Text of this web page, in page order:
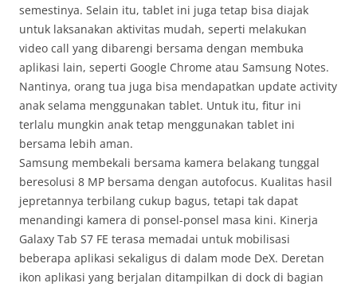
semestinya. Selain itu, tablet ini juga tetap bisa diajak
untuk laksanakan aktivitas mudah, seperti melakukan
video call yang dibarengi bersama dengan membuka
aplikasi lain, seperti Google Chrome atau Samsung Notes.
Nantinya, orang tua juga bisa mendapatkan update activity
anak selama menggunakan tablet. Untuk itu, fitur ini
terlalu mungkin anak tetap menggunakan tablet ini
bersama lebih aman.
Samsung membekali bersama kamera belakang tunggal
beresolusi 8 MP bersama dengan autofocus. Kualitas hasil
jepretannya terbilang cukup bagus, tetapi tak dapat
menandingi kamera di ponsel-ponsel masa kini. Kinerja
Galaxy Tab S7 FE terasa memadai untuk mobilisasi
beberapa aplikasi sekaligus di dalam mode DeX. Deretan
ikon aplikasi yang berjalan ditampilkan di dock di bagian